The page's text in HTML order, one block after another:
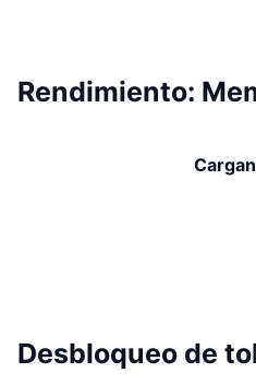
Rendimiento:
Desbloqueo de